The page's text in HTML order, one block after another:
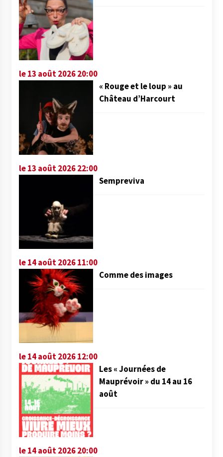
le 13 août 2026 20:00
« Rouge et le loup » au
Château d’Harcourt
le 13 août 2026 22:00
Sempreviva
le 14 août 2026 11:00
Comme des images
le 14 août 2026 12:00
Les « Journées de
Mauprévoir » du 14 au 16
août
le 14 août 2026 20:00